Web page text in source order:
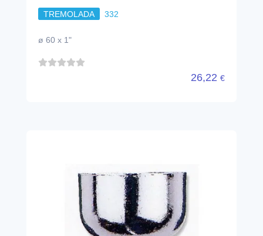
TREMOLADA 332
ø 60 x 1"
26,22 €